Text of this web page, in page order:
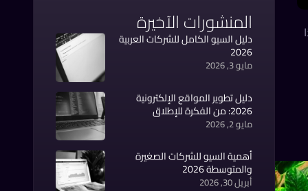
المنشورات الآخيرة
دليل السيو الكامل للشركات العربية
2026
مايو 3, 2026
دليل تطوير المواقع الإلكترونية
2026: من الفكرة للإطلاق
مايو 2, 2026
أهمية السيو للشركات الصغيرة
والمتوسطة 2026
أبريل 30, 2026